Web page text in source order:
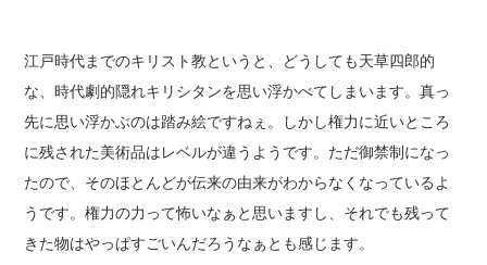
江戸時代までのキリスト教というと、どうしても天草四郎的
な、時代劇的隠れキリシタンを思い浮かべてしまいます。真っ
先に思い浮かぶのは踏み絵ですねぇ。しかし権力に近いところ
に残された美術品はレベルが違うようです。ただ御禁制になっ
たので、そのほとんどが伝来の由来がわからなくなっているよ
うです。権力の力って怖いなぁと思いますし、それでも残って
きた物はやっぱすごいんだろうなぁとも感じます。